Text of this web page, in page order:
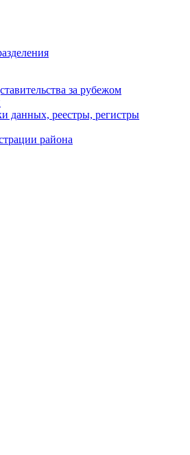
за рубежом
данных, реестры, регистры
района